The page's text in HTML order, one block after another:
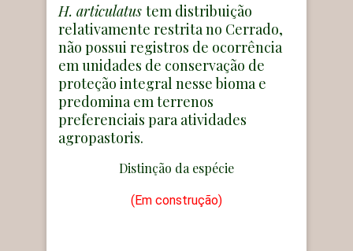
H. articulatus tem distribuição
relativamente restrita no Cerrado,
não possui registros de ocorrência
em unidades de conservação de
proteção integral nesse bioma e
predomina em terrenos
preferenciais para atividades
agropastoris.
Distinção da espécie
(Em construção)